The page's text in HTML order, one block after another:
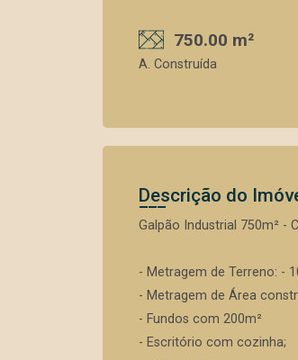
750.00 m²
A. Construída
Descrição do
Galpão Industrial 750m² -
- Metragem de Terreno: -
- Metragem de Área
- Fundos com 200m²
- Escritório com cozinha;